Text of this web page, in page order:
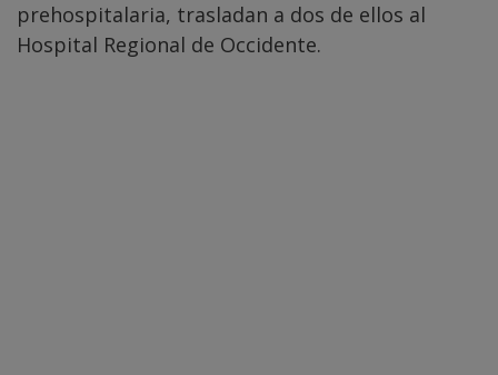
prehospitalaria, trasladan a dos de ellos al
Hospital Regional de Occidente.